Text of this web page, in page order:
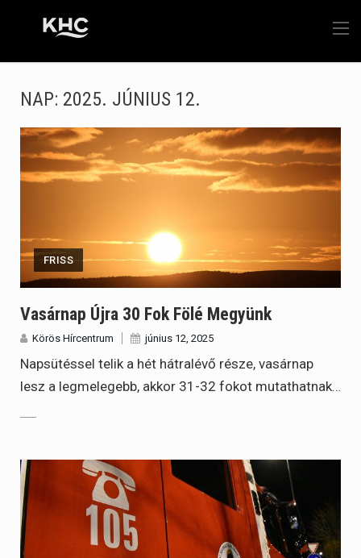
NAP: 2025. JÚNIUS 12.
FRISS
Vasárnap Újra 30 Fok Fölé Megyünk
Körös Hírcentrum június 12, 2025
Napsütéssel telik a hét hátralévő része, vasárnap
lesz a legmelegebb, akkor 31-32 fokot mutathatnak…